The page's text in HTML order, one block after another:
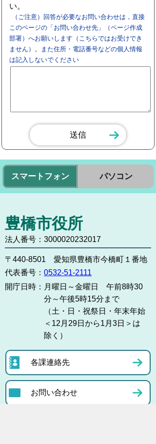
い。
（ご注意）回答が必要なお問い合わせは，直接
このページの「お問い合わせ先」（ページ作成
部署）へお願いします（こちらではお受けでき
ません）。また住所・電話番号などの個人情報
は記入しないでください
スマートフォン パソコン
豊橋市役所
法人番号：3000020232017
〒440-8501 愛知県豊橋市今橋町１番地
代表番号： 0532-51-2111
開庁日時： 月曜日～金曜日 午前8時30
分～午後5時15分まで
（土・日・祝祭日・年末年始
＜12月29日から1月3日＞は
除く）
各課連絡先
お問い合わせ